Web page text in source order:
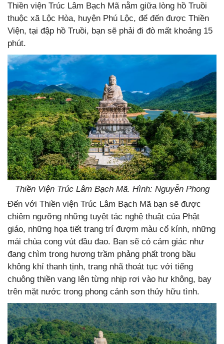
Thiền viện Trúc Lâm Bạch Mã nằm giữa lòng hồ Truồi
thuộc xã Lộc Hòa, huyện Phú Lộc, để đến được Thiền
Viện, tại đập hồ Truồi, bạn sẽ phải đi đò mất khoảng 15
phút.
Thiền Viện Trúc Lâm Bạch Mã. Hình: Nguyễn Phong
Đến với Thiền viện Trúc Lâm Bạch Mã bạn sẽ được
chiêm ngưỡng những tuyệt tác nghệ thuật của Phật
giáo, những họa tiết trang trí đượm màu cổ kính, những
mái chùa cong vút đầu đao. Bạn sẽ có cảm giác như
đang chìm trong hương trầm phảng phất trong bầu
không khí thanh tịnh, trang nhã thoát tục với tiếng
chuông thiền vang lên từng nhịp rơi vào hư không, bay
trên mặt nước trong phong cảnh sơn thủy hữu tình.